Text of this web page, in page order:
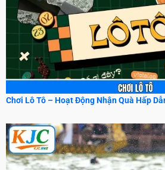
Chơi Lô Tô – Hoạt Động Nhận Quà Hấp